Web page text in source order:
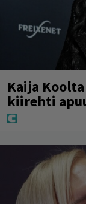
Kaija
kiirehti